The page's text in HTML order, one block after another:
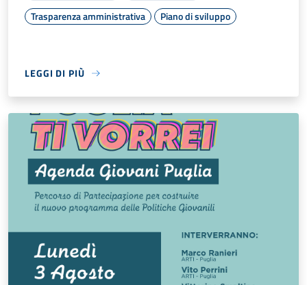
Trasparenza amministrativa
Piano di sviluppo
LEGGI DI PIÙ